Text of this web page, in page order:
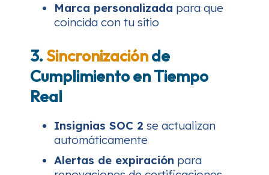
Marca personalizada para que
coincida con tu sitio
3.Sincronizaciónde
Cumplimiento en Tiempo
Real
Insignias SOC 2 se actualizan
automáticamente
Alertas de expiración para